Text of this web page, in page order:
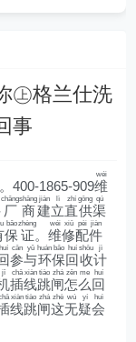
㊤格兰仕洗
事
。400-1865-909维
wéi
厂
chǎng
商
shāng
建
jiàn
立
lì
直
zhí
供
gōng
渠
qú
保
bǎo
证
zhèng
。维
wéi
修
xiū
配
pèi
件
jiàn
huí
参
cān
与
yǔ
环
huán
保
bǎo
回
huí
收
shōu
计
jì
jī
插
chā
线
xiàn
跳
tiào
闸
zhá
怎
zěn
么
me
回
huí
线
xiàn
跳
tiào
闸
zhá
这
zhè
无
wú
疑
yí
会
huì